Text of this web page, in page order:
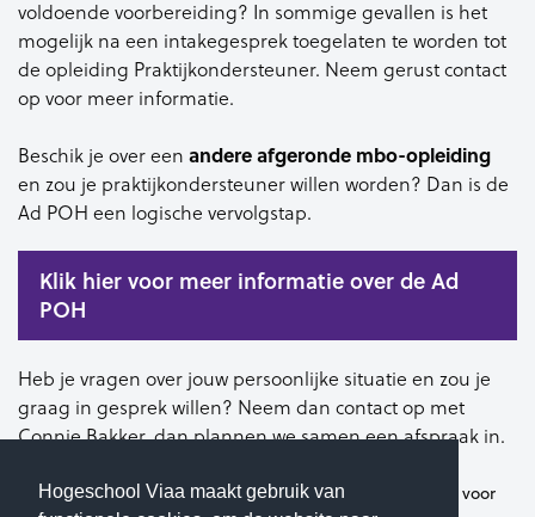
Hogeschool Viaa maakt gebruik van
voldoende voorbereiding? In sommige gevallen is het
mogelijk na een intakegesprek toegelaten te worden tot
de opleiding Praktijkondersteuner. Neem gerust contact
op voor meer informatie.
Beschik je over een andere afgeronde mbo-opleiding
en zou je praktijkondersteuner willen worden? Dan is de
Ad POH een logische vervolgstap.
Klik hier voor meer informatie over de Ad
POH
Heb je vragen over jouw persoonlijke situatie en zou je
graag in gesprek willen? Neem dan contact op met
Connie Bakker, dan plannen we samen een afspraak in.
Connie Bakker(Contactpersoon Viaa voor